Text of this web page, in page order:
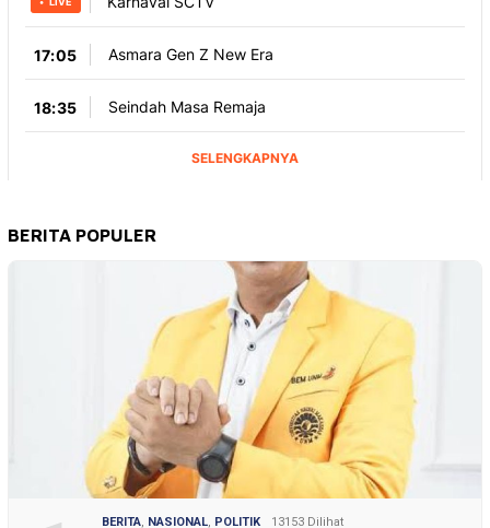
BERITA POPULER
BERITA, NASIONAL, POLITIK 13153 Dilihat